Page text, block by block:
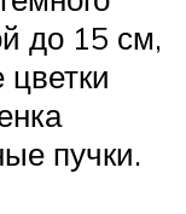
до 15 см,
пучки.